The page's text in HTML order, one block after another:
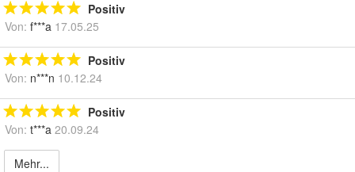
Positiv
Von: f***a 17.05.25
Positiv
Von: n***n 10.12.24
Positiv
Von: t***a 20.09.24
Mehr...